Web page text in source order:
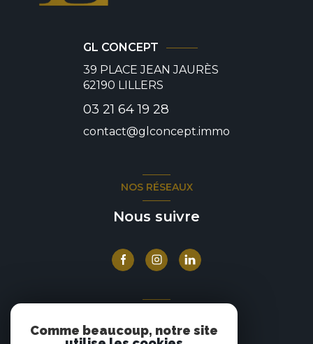
GL CONCEPT
39 PLACE JEAN JAURÈS
62190 LILLERS
03 21 64 19 28
contact@glconcept.immo
NOS RÉSEAUX
Nous suivre
Comme beaucoup, notre site